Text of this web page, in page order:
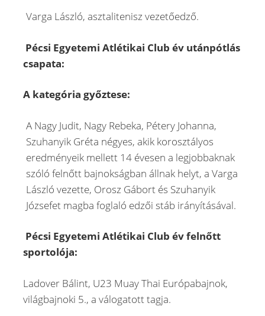
Varga László, asztalitenisz vezetőedző.
Pécsi Egyetemi Atlétikai Club év utánpótlás
csapata:
A kategória győztese:
A Nagy Judit, Nagy Rebeka, Pétery Johanna,
Szuhanyik Gréta négyes, akik korosztályos
eredményeik mellett 14 évesen a legjobbaknak
szóló felnőtt bajnokságban állnak helyt, a Varga
László vezette, Orosz Gábort és Szuhanyik
Józsefet magba foglaló edzői stáb irányításával.
Pécsi Egyetemi Atlétikai Club év felnőtt
sportolója:
Ladover Bálint, U23 Muay Thai Európabajnok,
világbajnoki 5., a válogatott tagja.